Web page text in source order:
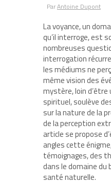
ParAntoine Dupont
La voyance, un
qu’il interroge, est
nombreuses
interrogation
les médiums ne
même vision des
mystère, loin
spirituel, soulève
sur la nature de la
de la perception
article se propose
angles cette
témoignages, des
dans le domaine
santé naturelle.